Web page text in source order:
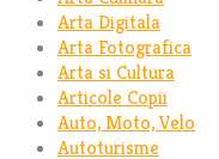
Arta Digitala
Arta Fotografica
Arta si Cultura
Articole Copii
Auto, Moto, Velo
Autoturisme